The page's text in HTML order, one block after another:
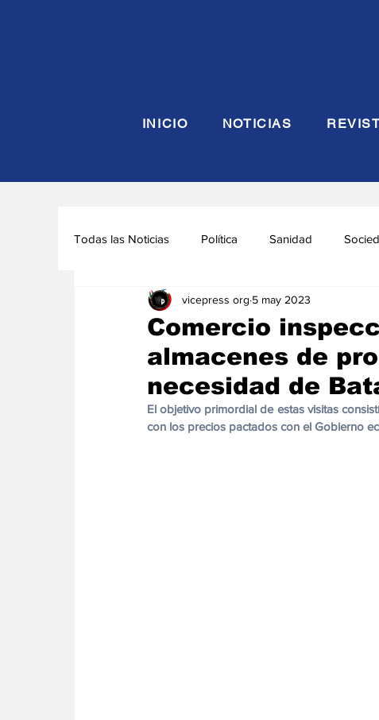
INICIO NOTICIAS
Todas las Noticias Política Sanidad
Seguridad y Defensa Turismo
Asuntos Sociales
Comercio
almacenes de
necesidad de
vicepress org 5 may 2023
El objetivo primordial de estas visitas
con los precios pactados con el Gobierno